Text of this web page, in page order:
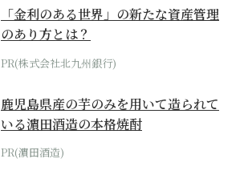
「金利のある世界」の新たな資産管理
のあり方とは？
PR(株式会社北九州銀行)
鹿児島県産の芋のみを用いて造られて
いる濵田酒造の本格焼酎
PR(濵田酒造)